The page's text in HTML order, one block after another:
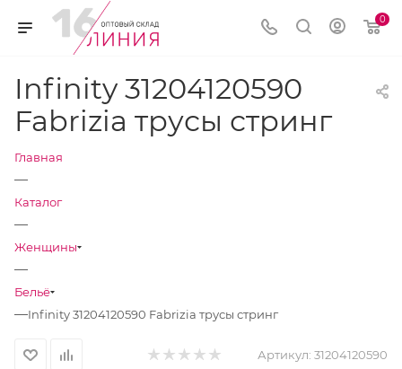
0
Infinity 31204120590
Fabrizia трусы стринг
Главная
—
Каталог
—
Женщины
—
Бельё
—Infinity 31204120590 Fabrizia трусы стринг
Артикул: 31204120590